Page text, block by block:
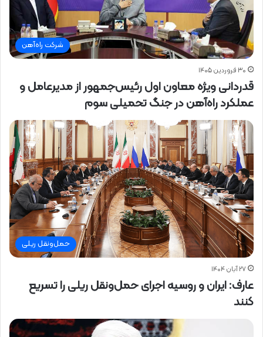
شرکت راه‌آهن
۳۰ فروردین ۱۴۰۵
قدردانی ویژه معاون اول رئیس‌جمهور از مدیرعامل و
عملکرد راه‌آهن در جنگ تحمیلی سوم
حمل‌ونقل ریلی
۲۷ آبان ۱۴۰۴
عارف: ایران و روسیه اجرای حمل‌ونقل ریلی را تسریع
کنند